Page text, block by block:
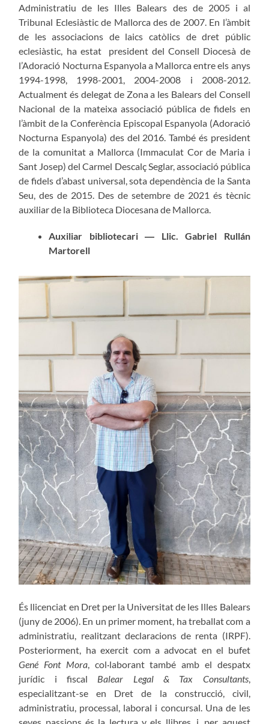
Administratiu de les Illes Balears des de 2005 i al
Tribunal Eclesiàstic de Mallorca des de 2007. En l’àmbit
de les associacions de laics catòlics de dret públic
eclesiàstic, ha estat president del Consell Diocesà de
l’Adoració Nocturna Espanyola a Mallorca entre els anys
1994-1998, 1998-2001, 2004-2008 i 2008-2012.
Actualment és delegat de Zona a les Balears del Consell
Nacional de la mateixa associació pública de fidels en
l’àmbit de la Conferència Episcopal Espanyola (Adoració
Nocturna Espanyola) des del 2016. També és president
de la comunitat a Mallorca (Immaculat Cor de Maria i
Sant Josep) del Carmel Descalç Seglar, associació pública
de fidels d’abast universal, sota dependència de la Santa
Seu, des de 2015. Des de setembre de 2021 és tècnic
auxiliar de la Biblioteca Diocesana de Mallorca.
Auxiliar bibliotecari ― Llic. Gabriel Rullán
Martorell
És llicenciat en Dret per la Universitat de les Illes Balears
(juny de 2006). En un primer moment, ha treballat com a
administratiu, realitzant declaracions de renta (IRPF).
Posteriorment, ha exercit com a advocat en el bufet
Gené Font Mora, col·laborant també amb el despatx
jurídic i fiscal Balear Legal & Tax Consultants,
especialitzant-se en Dret de la construcció, civil,
administratiu, processal, laboral i concursal. Una de les